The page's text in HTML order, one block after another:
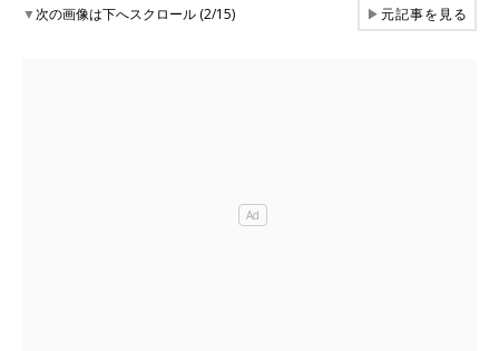
▼次の画像は下へスクロール (2/15) ▶元記事を見る